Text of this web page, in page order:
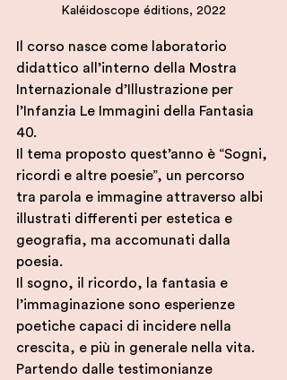
‎Kaléidoscope éditions, 2022‎
Il corso nasce come laboratorio
didattico all’interno della Mostra
Internazionale d’Illustrazione per
l’Infanzia Le Immagini della Fantasia
40.
Il tema proposto quest’anno è “Sogni,
ricordi e altre poesie”, un percorso
tra parola e immagine attraverso albi
illustrati differenti per estetica e
geografia, ma accomunati dalla
poesia.
Il sogno, il ricordo, la fantasia e
l’immaginazione sono esperienze
poetiche capaci di incidere nella
crescita, e più in generale nella vita.
Partendo dalle testimonianze